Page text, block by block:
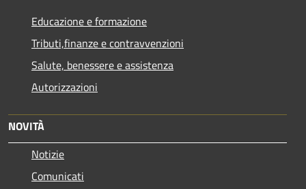
Educazione e formazione
Tributi,finanze e contravvenzioni
Salute, benessere e assistenza
Autorizzazioni
NOVITÀ
Notizie
Comunicati